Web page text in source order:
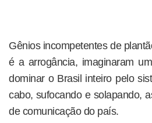
Gênios incompetentes de
é a arrogância, imaginaram
dominar o Brasil inteiro pelo
cabo, sufocando e solapando,
de comunicação do país.